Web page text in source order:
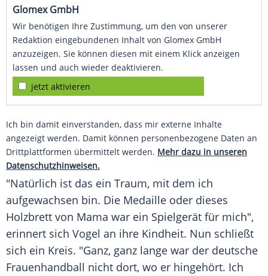
Glomex GmbH
Wir benötigen Ihre Zustimmung, um den von unserer
Redaktion eingebundenen Inhalt von Glomex GmbH
anzuzeigen. Sie können diesen mit einem Klick anzeigen
lassen und auch wieder deaktivieren.
jetzt aktivieren
Ich bin damit einverstanden, dass mir externe Inhalte
angezeigt werden. Damit können personenbezogene Daten an
Drittplattformen übermittelt werden. Mehr dazu in unseren
Datenschutzhinweisen.
"Natürlich ist das ein Traum, mit dem ich
aufgewachsen bin. Die Medaille oder dieses
Holzbrett von Mama war ein Spielgerät für mich",
erinnert sich Vogel an ihre Kindheit. Nun schließt
sich ein Kreis. "Ganz, ganz lange war der deutsche
Frauenhandball nicht dort, wo er hingehört. Ich